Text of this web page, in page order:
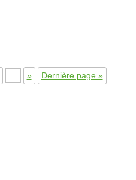
» Dernière page »